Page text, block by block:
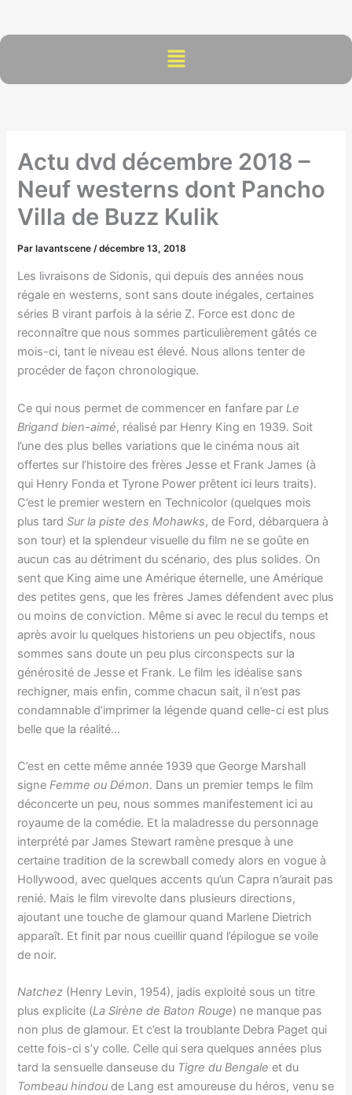
contenu
Menu
Actu dvd décembre 2018 –
Neuf westerns dont Pancho
Villa de Buzz Kulik
Parlavantscene /décembre 13, 2018
Les livraisons de Sidonis, qui depuis des années nous
régale en westerns, sont sans doute inégales, certaines
séries B virant parfois à la série Z. Force est donc de
reconnaître que nous sommes particulièrement gâtés ce
mois-ci, tant le niveau est élevé. Nous allons tenter de
procéder de façon chronologique.
Ce qui nous permet de commencer en fanfare par Le
Brigand bien-aimé, réalisé par Henry King en 1939. Soit
l’une des plus belles variations que le cinéma nous ait
offertes sur l’histoire des frères Jesse et Frank James (à
qui Henry Fonda et Tyrone Power prêtent ici leurs traits).
C’est le premier western en Technicolor (quelques mois
plus tardSur la piste des Mohawks, de Ford, débarquera à
son tour) et la splendeur visuelle du film ne se goûte en
aucun cas au détriment du scénario, des plus solides. On
sent que King aime une Amérique éternelle, une Amérique
des petites gens, que les frères James défendent avec plus
ou moins de conviction. Même si avec le recul du temps et
après avoir lu quelques historiens un peu objectifs, nous
sommes sans doute un peu plus circonspects sur la
générosité de Jesse et Frank. Le film les idéalise sans
rechigner, mais enfin, comme chacun sait, il n’est pas
condamnable d’imprimer la légende quand celle-ci est plus
belle que la réalité…
C’est en cette même année 1939 que George Marshall
signeFemme ou Démon. Dans un premier temps le film
déconcerte un peu, nous sommes manifestement ici au
royaume de la comédie. Et la maladresse du personnage
interprété par James Stewart ramène presque à une
certaine tradition de la screwball comedy alors en vogue à
Hollywood, avec quelques accents qu’un Capra n’aurait pas
renié. Mais le film virevolte dans plusieurs directions,
ajoutant une touche de glamour quand Marlene Dietrich
apparaît. Et finit par nous cueillir quand l’épilogue se voile
de noir.
Natchez (Henry Levin, 1954), jadis exploité sous un titre
plus explicite (La Sirène de Baton Rouge) ne manque pas
non plus de glamour. Et c’est la troublante Debra Paget qui
cette fois-ci s’y colle. Celle qui sera quelques années plus
tard la sensuelle danseuse du Tigre du Bengale et du
Tombeau hindou de Lang est amoureuse du héros, venu se